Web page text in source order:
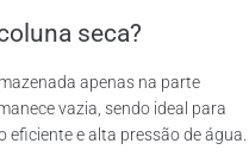
seca?
apenas na parte
vazia, sendo ideal para
e alta pressão de água.